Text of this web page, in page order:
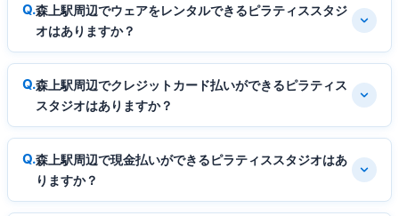
森上駅周辺でウェアをレンタルできるピラティススタジ
オはありますか？
森上駅周辺でクレジットカード払いができるピラティス
スタジオはありますか？
森上駅周辺で現金払いができるピラティススタジオはあ
りますか？